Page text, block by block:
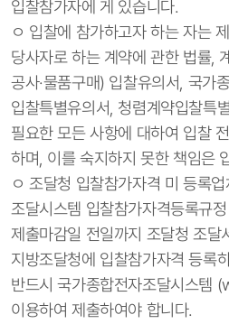
입찰참가자에 게 있습니다.
ㅇ 입찰에 참가하고자 하는 자는
당사자로 하는 계약에 관한 법률,
공사·물품구매) 입찰유의서, 국가
입찰특별유의서, 청렴계약입찰특
필요한 모든 사항에 대하여 입찰
하며, 이를 숙지하지 못한 책임은
ㅇ 조달청 입찰참가자격 미 등록
조달시스템 입찰참가자격등록규
제출마감일 전일까지 조달청 조달
지방조달청에 입찰참가자격 등록
반드시 국가종합전자조달시스
이용하여 제출하여야 합니다.